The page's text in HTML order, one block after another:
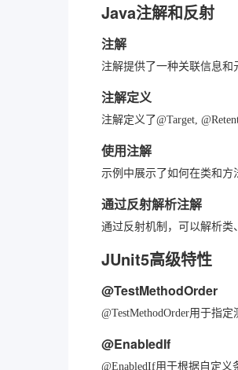
Java注解和反射
注解
注解提供了一种关联信息和
注解定义
注解定义了@Target,
使用注解
示例中展示了如何在类和方
通过反射解析注解
通过反射机制，可以解析类
JUnit5高级特性
@TestMethodOrder
@TestMethodOrder用于指
@EnabledIf
@EnabledIf用于根据自定义